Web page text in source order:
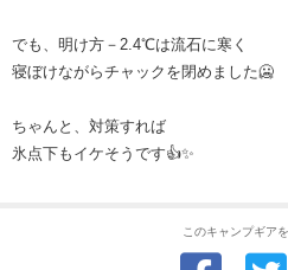
でも、明け方－2.4℃は流石に寒く
寝ぼけながらチャックを閉めました🥶
ちゃんと、対策すれば
氷点下もイケそうです👍✨️
このキャンプギア